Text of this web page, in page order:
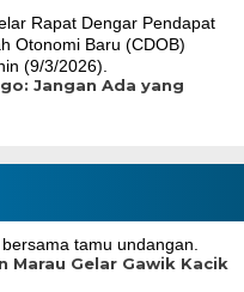
Jangan Ada yang
Marau Gelar Gawik Kacik